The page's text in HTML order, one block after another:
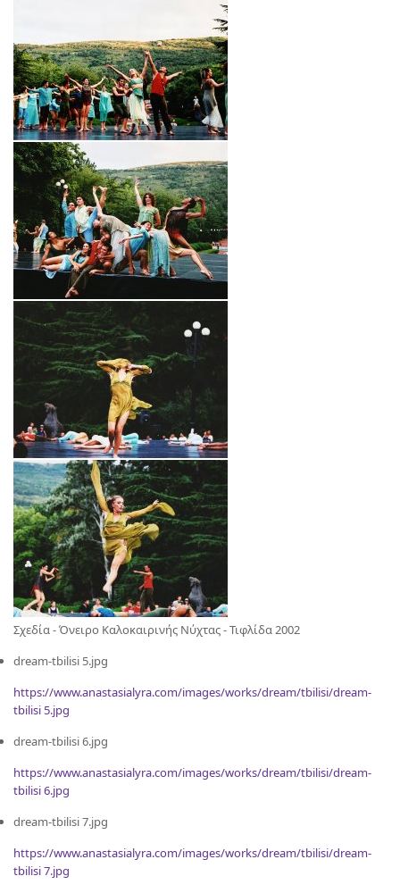
Σχεδία - Όνειρο Καλοκαιρινής Νύχτας - Τιφλίδα 2002
dream-tbilisi 5.jpg
https://www.anastasialyra.com/images/works/dream/tbilisi/dream-
tbilisi 5.jpg
dream-tbilisi 6.jpg
https://www.anastasialyra.com/images/works/dream/tbilisi/dream-
tbilisi 6.jpg
dream-tbilisi 7.jpg
https://www.anastasialyra.com/images/works/dream/tbilisi/dream-
tbilisi 7.jpg